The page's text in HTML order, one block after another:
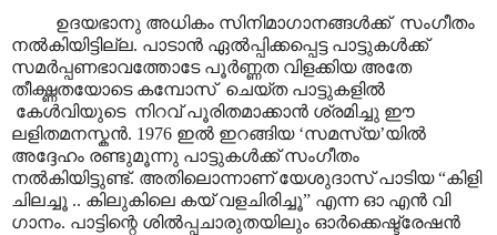
ഉദയഭാനു അധികം സിനിമാഗാനങ്ങൾക്ക് സംഗീതം
നൽകിയിട്ടില്ല. പാടാൻ ഏൽ‌പ്പിക്കപ്പെട്ട പാട്ടുകൾക്ക്
സമർപ്പണഭാവത്തോടേ പൂർണ്ണത വിളക്കിയ അതേ
തീക്ഷ്ണതയോടെ കമ്പോസ് ചെയ്ത പാട്ടുകളിൽ
കേൾവിയുടെ നിറവ് പൂരിതമാക്കാൻ ശ്രമിച്ചു ഈ
ലളിതമനസ്കൻ. 1976 ഇൽ ഇറങ്ങിയ ‘സമസ്യ’യിൽ
അദ്ദേഹം രണ്ടുമൂന്നു പാട്ടുകൾക്ക് സംഗീതം
നൽകിയിട്ടുണ്ട്. അതിലൊന്നാണ് യേശുദാസ് പാടിയ “കിളി
ചിലച്ചൂ .. കിലുകിലെ കയ് വളചിരിച്ചൂ” എന്ന ഓ എൻ വി
ഗാനം. പാട്ടിന്റെ ശിൽ‌പ്പചാരുതയിലും ഓർക്കെഷ്ട്രേഷൻ